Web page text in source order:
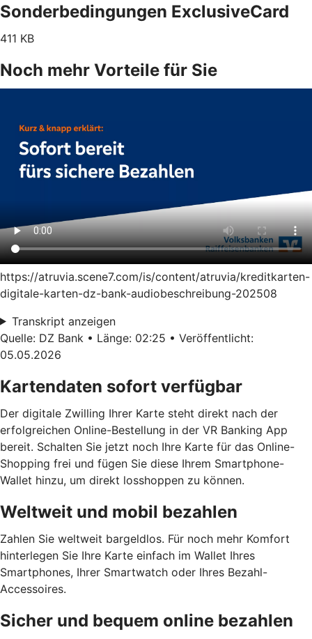
Sonderbedingungen ExclusiveCard
411 KB
Noch mehr Vorteile für Sie
https://atruvia.scene7.com/is/content/atruvia/kreditkarten-
digitale-karten-dz-bank-audiobeschreibung-202508
Transkript anzeigen
Quelle: DZ Bank • Länge: 02:25 • Veröffentlicht:
05.05.2026
Kartendaten sofort verfügbar
Der digitale Zwilling Ihrer Karte steht direkt nach der
erfolgreichen Online-Bestellung in der VR Banking App
bereit. Schalten Sie jetzt noch Ihre Karte für das Online-
Shopping frei und fügen Sie diese Ihrem Smartphone-
Wallet hinzu, um direkt losshoppen zu können.
Weltweit und mobil bezahlen
Zahlen Sie weltweit bargeldlos. Für noch mehr Komfort
hinterlegen Sie Ihre Karte einfach im Wallet Ihres
Smartphones, Ihrer Smartwatch oder Ihres Bezahl-
Accessoires.
Sicher und bequem online bezahlen